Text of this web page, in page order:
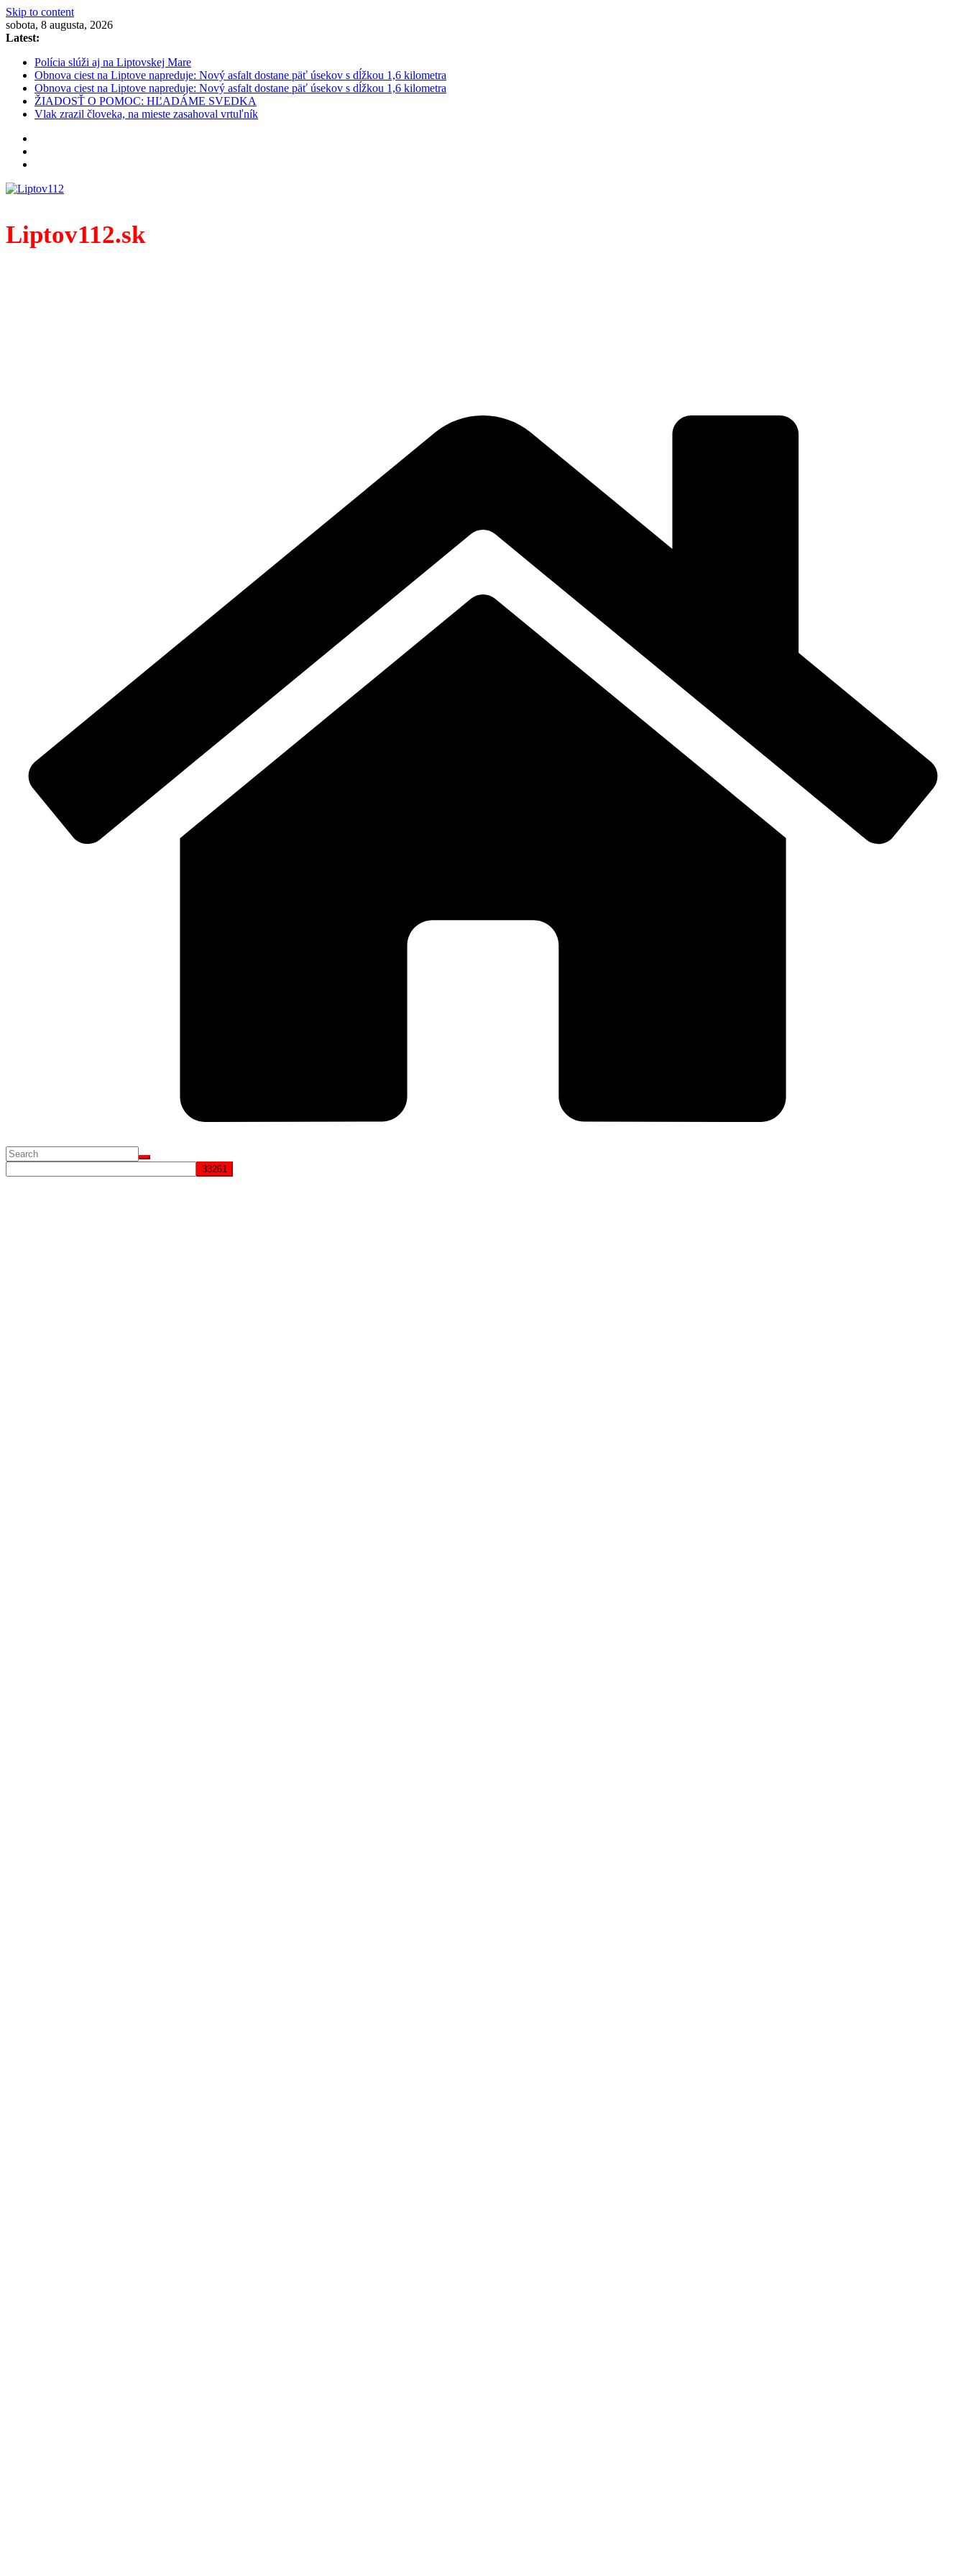
Skip to content
sobota, 8 augusta, 2026
Latest:
Polícia slúži aj na Liptovskej Mare
Obnova ciest na Liptove napreduje: Nový asfalt dostane päť úsekov s dĺžkou 1,6 kilometra
Obnova ciest na Liptove napreduje: Nový asfalt dostane päť úsekov s dĺžkou 1,6 kilometra
ŽIADOSŤ O POMOC: HĽADÁME SVEDKA
Vlak zrazil človeka, na mieste zasahoval vrtuľník
Liptov112.sk